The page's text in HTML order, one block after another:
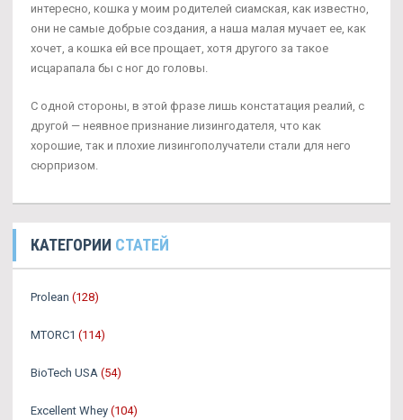
интересно, кошка у моим родителей сиамская, как известно,
они не самые добрые создания, а наша малая мучает ее, как
хочет, а кошка ей все прощает, хотя другого за такое
исцарапала бы с ног до головы.
С одной стороны, в этой фразе лишь констатация реалий, с
другой — неявное признание лизингодателя, что как
хорошие, так и плохие лизингополучатели стали для него
сюрпризом.
КАТЕГОРИИ СТАТЕЙ
Prolean (128)
MTORC1 (114)
BioTech USA (54)
Excellent Whey (104)